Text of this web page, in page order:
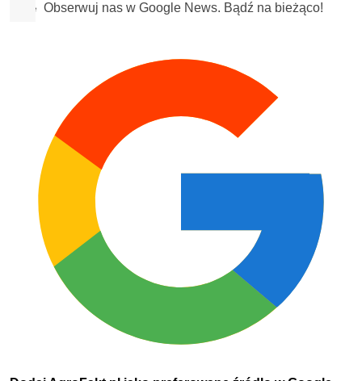
Obserwuj nas w Google News. Bądź na bieżąco!